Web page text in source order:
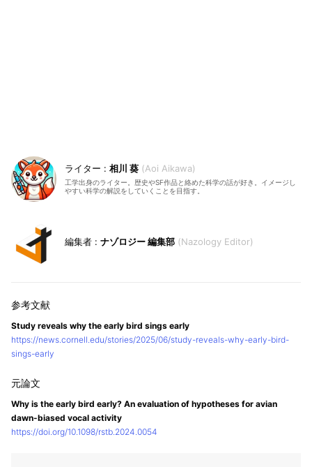
相川 葵 Aoi Aikawa
工学出身のライター。歴史やSF作品と絡めた科学の話が好き。イメージし
やすい科学の解説をしていくことを目指す。
ナゾロジー 編集部 Nazology Editor
Study reveals why the early bird sings early
https://news.cornell.edu/stories/2025/06/study-reveals-why-early-bird-
sings-early
Why is the early bird early? An evaluation of hypotheses for avian
dawn-biased vocal activity
https://doi.org/10.1098/rstb.2024.0054